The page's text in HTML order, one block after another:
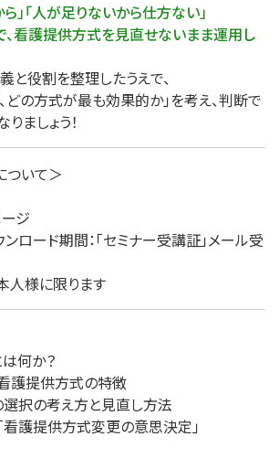
」「人が足りないから仕方ない」
看護提供方式を見直せないまま運用し
役割を整理したうえで、
どの方式が最も効果的か」を考え、判断で
ましょう！
ついて＞
ジ
ロード期間：「セミナー受講証」メール受
人様に限ります
何か？
護提供方式の特徴
選択の考え方と見直し方法
看護提供方式変更の意思決定」